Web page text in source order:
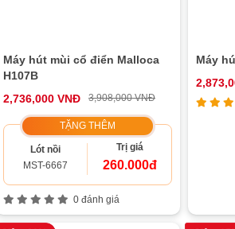
Máy hút mùi cổ điển Malloca
H107B
2,736,000 VNĐ
3,908,000 VNĐ
TẶNG THÊM
Lót nồi
MST-6667
Trị giá
260.000đ
0 đánh giá
Máy